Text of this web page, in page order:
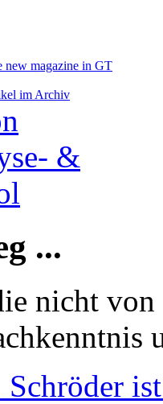
new magazine in GT
im Archiv
...
nicht